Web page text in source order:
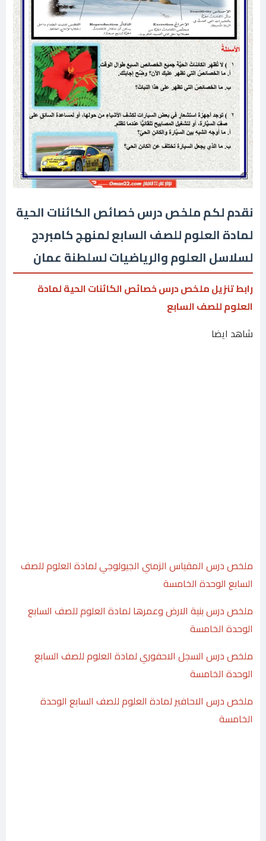
نقدم لكم ملخص درس خصائص الكائنات الحية
لمادة العلوم للصف السابع لمنهج كامبردج
لسلاسل العلوم والرياضيات لسلطنة عمان
رابط تنزيل ملخص درس خصائص الكائنات الحية لمادة
العلوم للصف السابع
شاهد ايضا
ملخص درس المقياس الزمني الجيولوجي لمادة العلوم للصف
السابع الوحدة الخامسة
ملخص درس بنية الارض وعمرها لمادة العلوم للصف السابع
الوحدة الخامسة
ملخص درس السجل الاحفوري لمادة العلوم للصف السابع
الوحدة الخامسة
ملخص درس الاحافير لمادة العلوم للصف السابع الوحدة
الخامسة